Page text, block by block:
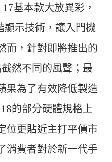
基本款大放異彩，
示技術，讓入門機
而，針對即將推出的
然不同的風聲；最
果為了有效降低製造
的部分硬體規格上
位更貼近主打平價市
消費者對於新一代手